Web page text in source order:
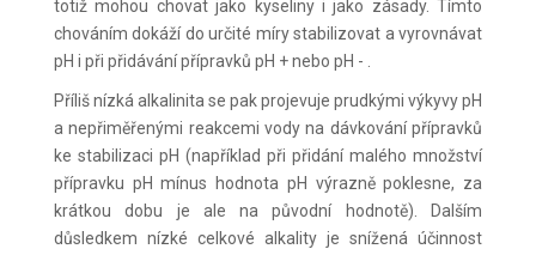
totiž mohou chovat jako kyseliny i jako zásady. Tímto
chováním dokáží do určité míry stabilizovat a vyrovnávat
pH i při přidávání přípravků pH + nebo pH - .
Příliš nízká alkalinita se pak projevuje prudkými výkyvy pH
a nepřiměřenými reakcemi vody na dávkování přípravků
ke stabilizaci pH (například při přidání malého množství
přípravku pH mínus hodnota pH výrazně poklesne, za
krátkou dobu je ale na původní hodnotě). Dalším
důsledkem nízké celkové alkality je snížená účinnost